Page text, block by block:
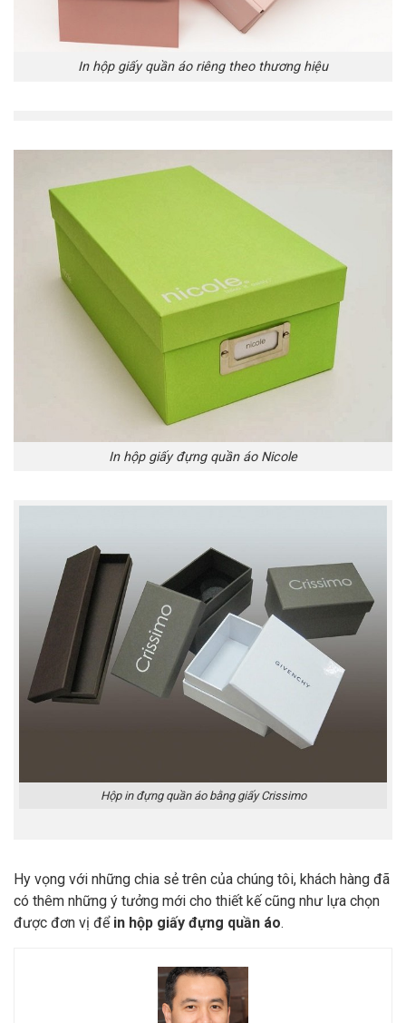
In hộp giấy quần áo riêng theo thương hiệu
In hộp giấy đựng quần áo Nicole
Hộp in đựng quần áo bằng giấy Crissimo
Hy vọng với những chia sẻ trên của chúng tôi, khách hàng đã
có thêm những ý tưởng mới cho thiết kế cũng như lựa chọn
được đơn vị để in hộp giấy đựng quần áo.